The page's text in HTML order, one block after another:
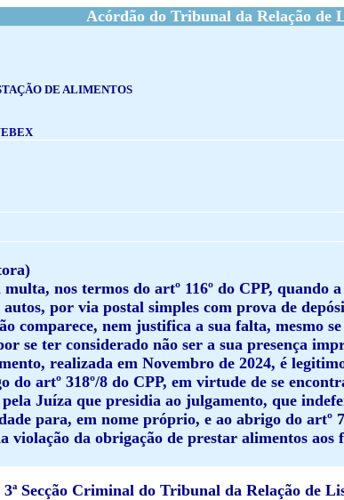
Acórdão do Tribunal da Relação de
DE ALIMENTOS
nos termos do artº 116º do CPP, quando
por via postal simples com prova de
comparece, nem justifica a sua falta, mesmo
se ter considerado não ser a sua presença
realizada em Novembro de 2024, é
artº 318º/8 do CPP, em virtude de se
Juíza que presidia ao julgamento, que
para, em nome próprio, e ao abrigo do artº
violação da obrigação de prestar alimentos aos
Secção Criminal do Tribunal da Relação de